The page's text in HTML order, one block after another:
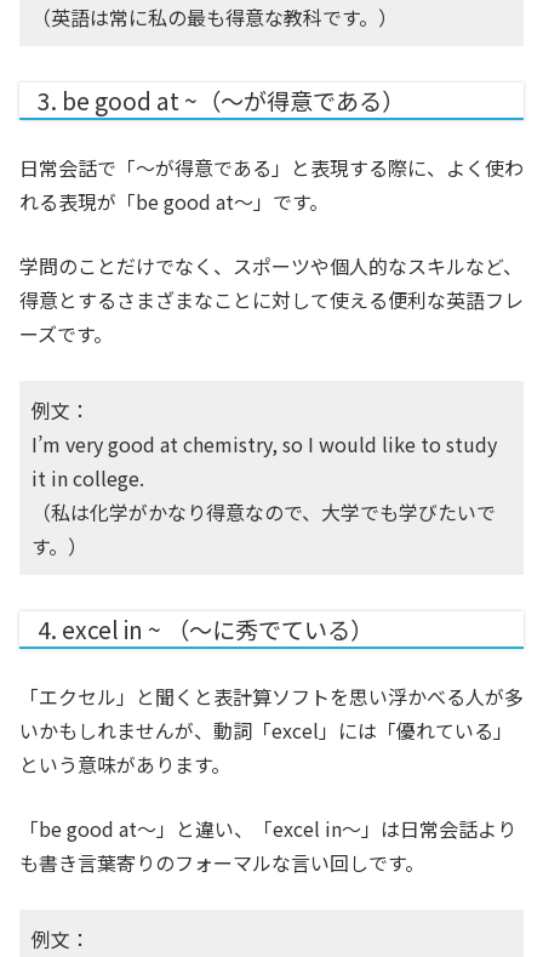
（英語は常に私の最も得意な教科です。）
3. be good at ~（～が得意である）
日常会話で「〜が得意である」と表現する際に、よく使わ
れる表現が「be good at～」です。
学問のことだけでなく、スポーツや個人的なスキルなど、
得意とするさまざまなことに対して使える便利な英語フレ
ーズです。
例文：
I’m very good at chemistry, so I would like to study
it in college.
（私は化学がかなり得意なので、大学でも学びたいで
す。）
4. excel in ~ （～に秀でている）
「エクセル」と聞くと表計算ソフトを思い浮かべる人が多
いかもしれませんが、動詞「excel」には「優れている」
という意味があります。
「be good at〜」と違い、「excel in～」は日常会話より
も書き言葉寄りのフォーマルな言い回しです。
例文：